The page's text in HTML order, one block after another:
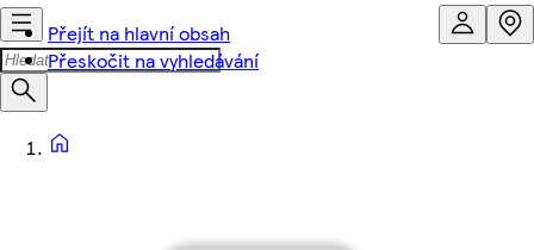
Přejít na hlavní obsah
Přeskočit na vyhledávání